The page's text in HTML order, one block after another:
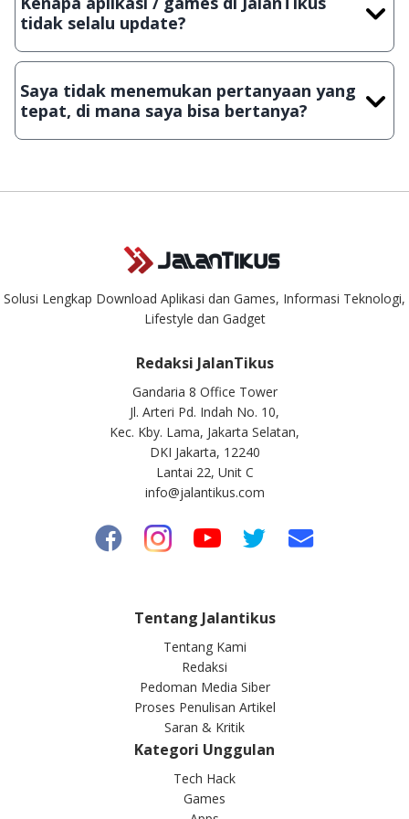
Lampiran File instalasi / (APK) jika Android
tidak selalu update?
Demi menjaga kualitas aplikasi dan games yang ada di
download secara manual, sehingga kuota sebesar ribuan
aplikasi & games tidak dapat tercapai dalam waktu yang
singkat.
Saya tidak menemukan pertanyaan yang
tepat, di mana saya bisa bertanya?
Kami dengan senang hati menjawab setiap pertanyaan yang
Solusi Lengkap Download Aplikasi dan Games, Informasi Teknologi,
Lifestyle dan Gadget
Redaksi JalanTikus
Gandaria 8 Office Tower
Jl. Arteri Pd. Indah No. 10,
Kec. Kby. Lama, Jakarta Selatan,
DKI Jakarta, 12240
Lantai 22, Unit C
info@jalantikus.com
Tentang Jalantikus
Tentang Kami
Redaksi
Pedoman Media Siber
Proses Penulisan Artikel
Saran & Kritik
Kategori Unggulan
Tech Hack
Games